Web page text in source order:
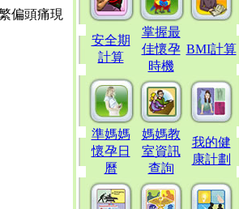
偏頭痛現
安全期
計算
掌握最
佳懷孕
時機
BMI計算
準媽媽
懷孕日
曆
媽媽教
室資訊
查詢
我的健
康計劃